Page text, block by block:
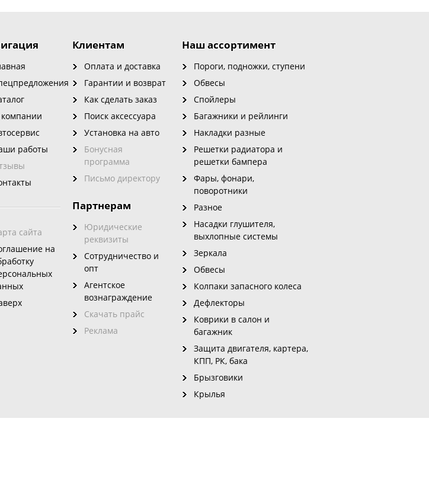
Наш ассортимент
Пороги, подножки, ступени
Обвесы
Спойлеры
Багажники и рейлинги
Накладки разные
Решетки радиатора и
решетки бампера
Фары, фонари,
поворотники
Разное
Насадки глушителя,
выхлопные системы
Зеркала
Обвесы
Колпаки запасного колеса
Дефлекторы
Коврики в салон и
багажник
Защита двигателя, картера,
КПП, РК, бака
Брызговики
Крылья
работы
сайта
на
Клиентам
Оплата и доставка
Гарантии и возврат
Как сделать заказ
Поиск аксессуара
Установка на авто
Бонусная
программа
Письмо директору
Партнерам
Юридические
реквизиты
Сотрудничество и
опт
Агентское
вознаграждение
Скачать прайс
Реклама